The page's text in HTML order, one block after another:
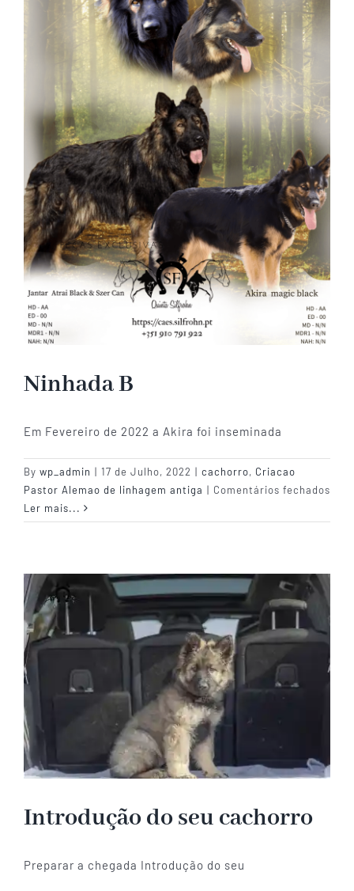
Guia do Cachorro
Planos
Informações úteis
Ninhada B
Em Fevereiro de 2022 a Akira foi inseminada
By wp_admin | 17 de Julho, 2022 | cachorro, Criacao
Pastor Alemao de linhagem antiga | Comentários fechados
B
Ler mais...
Introdução do seu cachorro
Preparar a chegada Introdução do seu